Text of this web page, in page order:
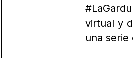
virtual y
una serie